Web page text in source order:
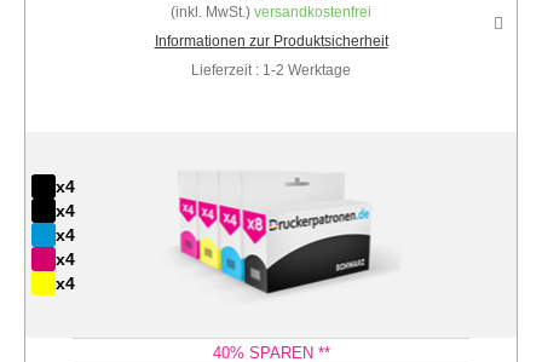
(inkl. MwSt.) versandkostenfrei
Informationen zur Produktsicherheit
Lieferzeit : 1-2 Werktage
x4
x4
x4
x4
x4
40% SPAREN **